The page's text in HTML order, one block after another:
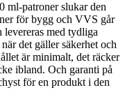
ml-patroner slukar den
för bygg och VVS går
levereras med tydliga
det gäller säkerhet och
är minimalt, det räcker
ibland. Och garanti på
för en produkt i den